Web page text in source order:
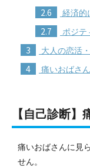
2.6 経済的
2.7 ポジテ
3 大人の恋活
4 痛いおばさ
【自己診断】
痛いおばさんに見
せん。